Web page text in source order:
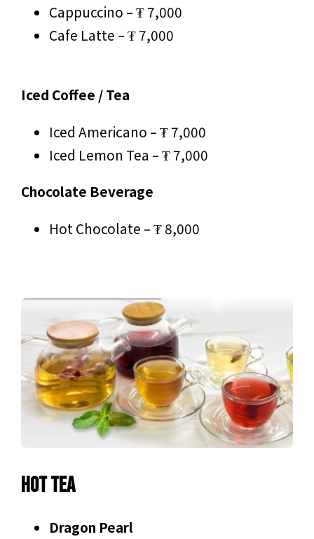
Cappuccino – ₮ 7,000
Cafe Latte – ₮ 7,000
Iced Coffee / Tea
Iced Americano – ₮ 7,000
Iced Lemon Tea – ₮ 7,000
Chocolate Beverage
Hot Chocolate – ₮ 8,000
Hot Tea
Dragon Pearl